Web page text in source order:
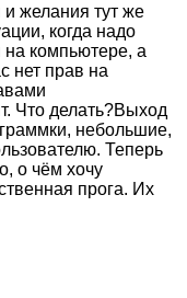
желания тут же
когда надо
на компьютере, а
нет прав на
Что делать?Выход
небольшие,
Теперь
о чём хочу
прога. Их